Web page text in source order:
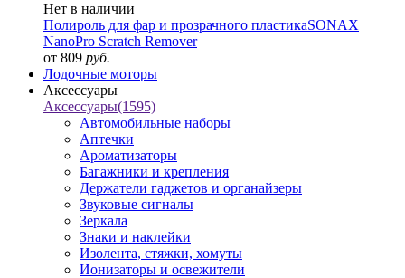
Нет в наличии
Полироль для фар и прозрачного пластикаSONAX
NanoPro Scratch Remover
от 809 руб.
Лодочные моторы
Аксессуары
Аксессуары(1595)
Автомобильные наборы
Аптечки
Ароматизаторы
Багажники и крепления
Держатели гаджетов и органайзеры
Звуковые сигналы
Зеркала
Знаки и наклейки
Изолента, стяжки, хомуты
Ионизаторы и освежители